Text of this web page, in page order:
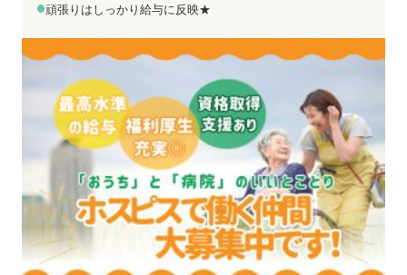
0800-555-1109
頑張りはしっかり給与に反映★